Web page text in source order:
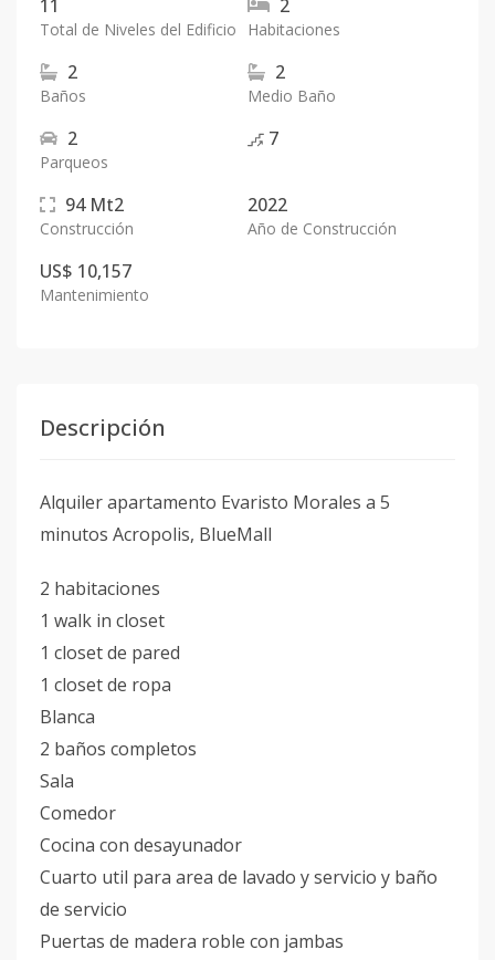
11
Total de Niveles del Edificio
2
Habitaciones
2
Baños
2
Medio Baño
2
Parqueos
7
94 Mt2
Construcción
2022
Año de Construcción
US$ 10,157
Mantenimiento
Descripción
Alquiler apartamento Evaristo Morales a 5
minutos Acropolis, BlueMall
2 habitaciones
1 walk in closet
1 closet de pared
1 closet de ropa
Blanca
2 baños completos
Sala
Comedor
Cocina con desayunador
Cuarto util para area de lavado y servicio y baño
de servicio
Puertas de madera roble con jambas